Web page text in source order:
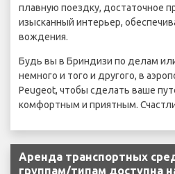
плавную поездку, достаточное
изысканный интерьер,
вождения.
Будь вы в Бриндизи по делам
немного и того и другого, в
Peugeot, чтобы сделать ваше
комфортным и приятным.
Аренда транспортных
группам/типам доступна